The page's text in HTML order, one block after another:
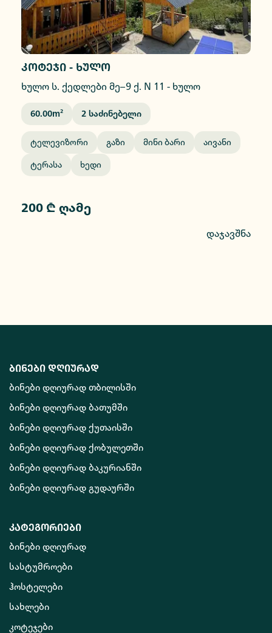
კოტეჯი - ხულო
ხულო ს. ქედლები მე–9 ქ. N 11 - ხულო
60.00M² 2 Საძინებელი
Ტელევიზორი Გაზი Მინი Ბარი Აივანი
Ტერასა Ხედი
200 ₾ ღამე
დაჯავშნა
ბინები დღიურად
ბინები დღიურად თბილისში
ბინები დღიურად ბათუმში
ბინები დღიურად ქუთაისში
ბინები დღიურად ქობულეთში
ბინები დღიურად ბაკურიანში
ბინები დღიურად გუდაურში
კატეგორიები
ბინები დღიურად
სასტუმროები
ჰოსტელები
სახლები
კოტეჯები